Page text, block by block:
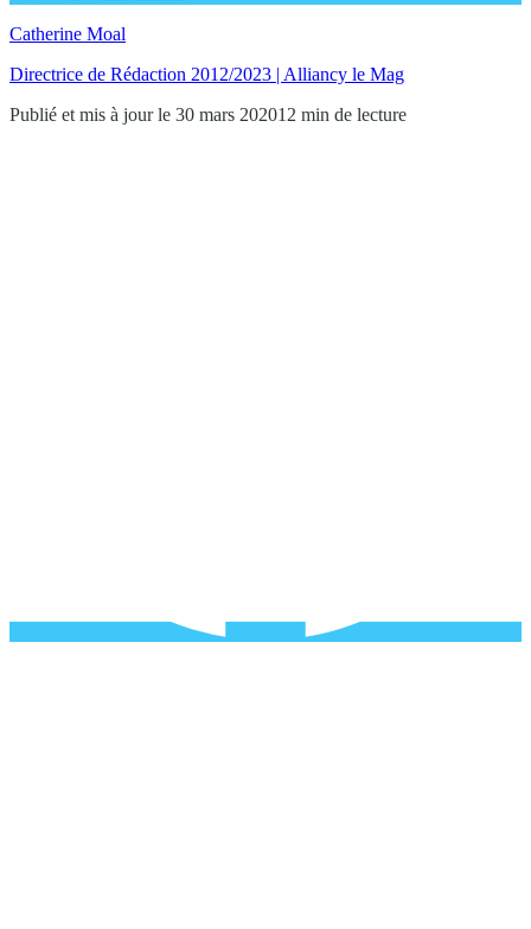
Catherine Moal
Directrice de Rédaction 2012/2023 | Alliancy le Mag
Publié et mis à jour le 30 mars 202012 min de lecture